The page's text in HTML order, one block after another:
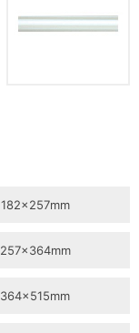
182×257mm
257×364mm
364×515mm